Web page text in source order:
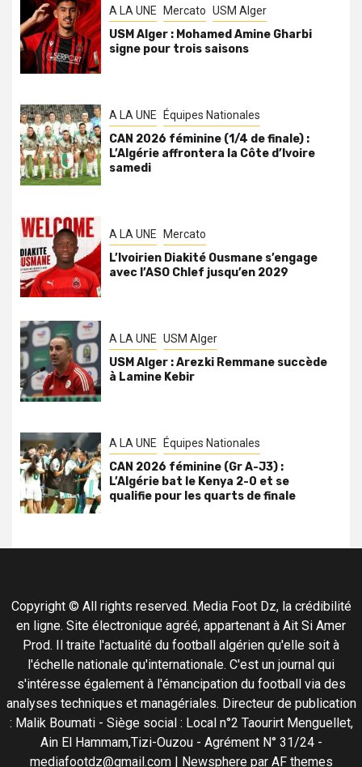
A LA UNE Mercato USM Alger
USM Alger : Mohamed Amine Gharbi
signe pour trois saisons
A LA UNE Équipes Nationales
CAN 2026 féminine (1/4 de finale) :
L’Algérie affrontera la Côte d’Ivoire
samedi
A LA UNE Mercato
L’Ivoirien Diakité Ousmane s’engage
avec l’ASO Chlef jusqu’en 2029
A LA UNE USM Alger
USM Alger : Arezki Remmane succède
à Lamine Kebir
A LA UNE Équipes Nationales
CAN 2026 féminine (Gr A-J3) :
L’Algérie bat le Kenya 2-0 et se
qualifie pour les quarts de finale
Copyright © All rights reserved. Media Foot Dz, la crédibilité
en ligne. Site électronique agréé, appartenant à Ait Si Amer
Prod. Il traite l'actualité du football algérien qu'elle soit à
l'échelle nationale qu'internationale. C'est un journal qui
s'intéresse également à l'émancipation du football via des
analyses techniques et managériales. Directeur de publication
: Malik Boumati - Siège social : Local n°2 Taourirt Menguellet,
Ain El Hammam,Tizi-Ouzou - Agrément N° 31/24 -
mediafootdz@gmail.com
Newspherepar AF themes